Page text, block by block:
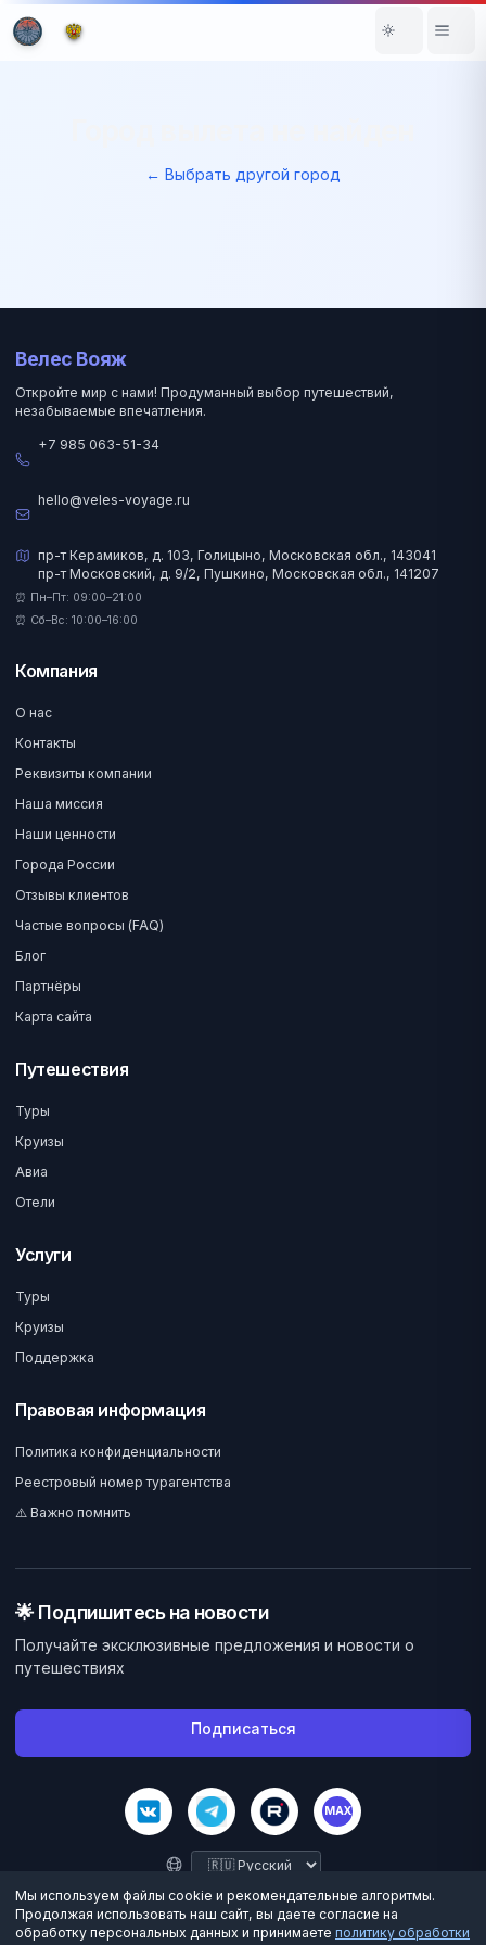
← Выбрать другой город
Велес Вояж
Откройте мир с нами! Продуманный выбор путешествий,
незабываемые впечатления.
+7 985 063-51-34
hello@veles-voyage.ru
пр-т Керамиков, д. 103, Голицыно, Московская обл., 143041
пр-т Московский, д. 9/2, Пушкино, Московская обл., 141207
⏰ Пн–Пт: 09:00–21:00
⏰ Сб–Вс: 10:00–16:00
Компания
О нас
Контакты
Реквизиты компании
Наша миссия
Наши ценности
Города России
Отзывы клиентов
Частые вопросы (FAQ)
Блог
Партнёры
Карта сайта
Путешествия
Туры
Круизы
Авиа
Отели
Услуги
Туры
Круизы
Поддержка
Правовая информация
Политика конфиденциальности
Реестровый номер турагентства
⚠️ Важно помнить
🌟 Подпишитесь на новости
Получайте эксклюзивные предложения и новости о
путешествиях
Подписаться
MAX
©2026Велес Вояж. Все права защищены.
Мы используем файлы cookie и рекомендательные алгоритмы.
Продолжая использовать наш сайт, вы даете согласие на
обработку персональных данных и принимаете политику обработки